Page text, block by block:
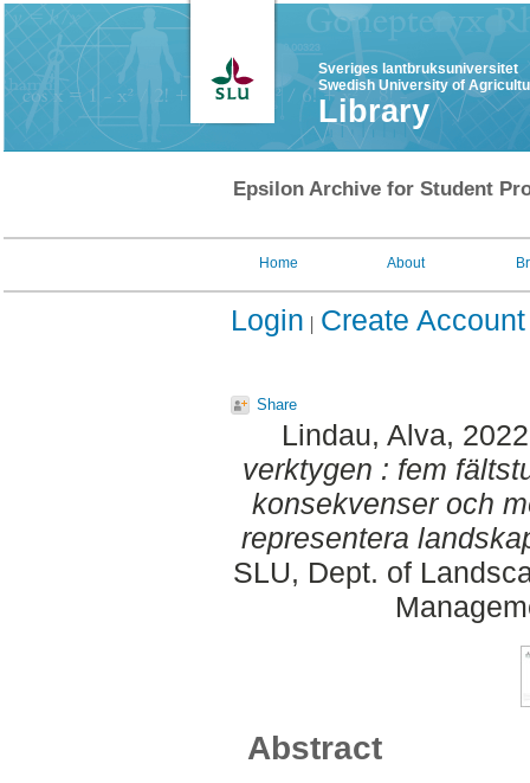
Sveriges lantbruksuniversitet
Swedish University of
Library
Epsilon Archive for Student
Home About
Login Create Account
Share
Lindau, Alva,
verktygen : fem
konsekvenser och
representera
SLU, Dept. of
Abstract